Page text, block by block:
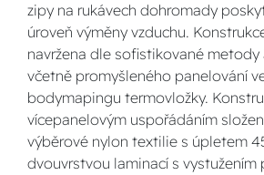
zipy na rukávech dohromady
úroveň výměny vzduchu.
navržena dle sofistikované
včetně promyšleného panelování
bodymapingu termovložky.
vícepanelovým uspořádáním
výběrové nylon textilie s úpletem
dvouvrstvou laminací s vystužením